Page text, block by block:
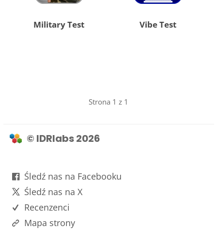
Military Test Vibe Test
Strona 1 z 1
© IDRlabs 2026
Śledź nas na Facebooku
Śledź nas na X
Recenzenci
Mapa strony